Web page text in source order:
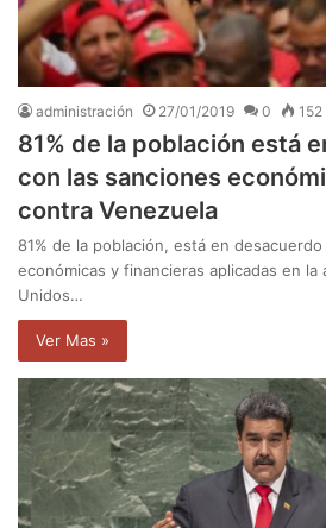
administración 27/01/2019 0 152
81% de la población está
con las sanciones
contra Venezuela
81% de la población, está en
económicas y financieras aplicadas en la
Unidos…
Ver Mas »